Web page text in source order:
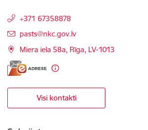
+371 67358878
E-pasts:
pasts@nkc.gov.lv
Miera iela 58a, Rīga, LV-1013
Visi kontakti